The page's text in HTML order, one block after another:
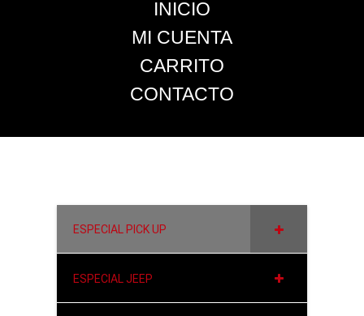
INICIO
MI CUENTA
CARRITO
CONTACTO
ESPECIAL PICK UP
ESPECIAL JEEP